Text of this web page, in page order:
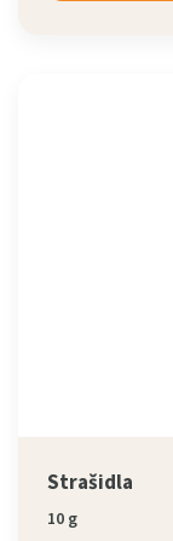
Strašidla
10 g